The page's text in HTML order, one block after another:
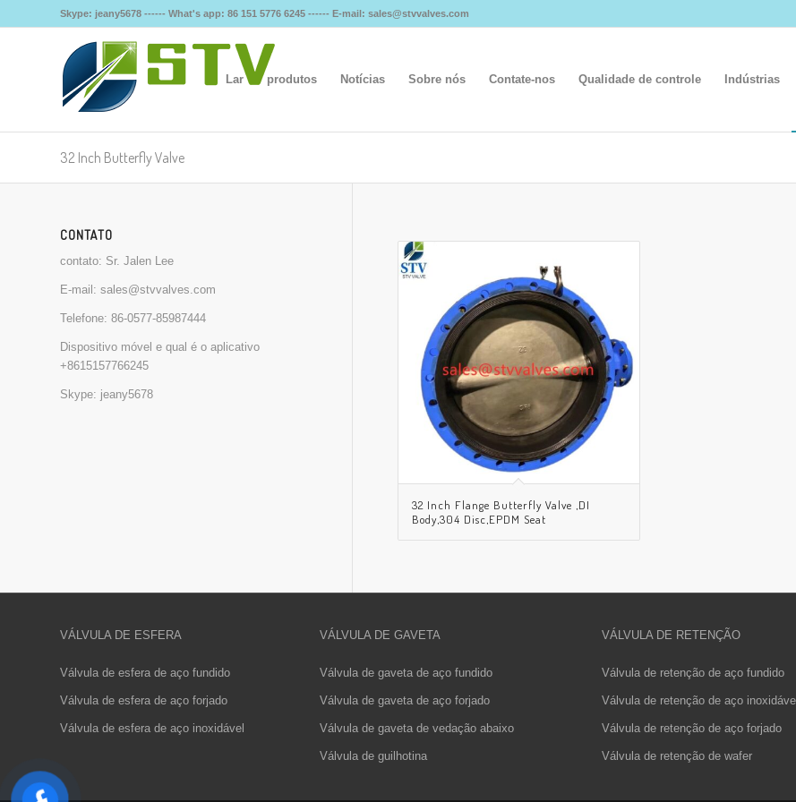
Skype: jeany5678 ------ What's app: 86 151 5776 6245 ------ E-mail: sales@stvvalves.com
Lar produtos Notícias Sobre nós Contate-nos Qualidade de controle Indústrias
32 Inch Butterfly Valve
32 Inch Flange Butterfly Valve ,DI
Body,304 Disc,EPDM Seat
CONTATO
contato: Sr. Jalen Lee
E-mail: sales@stvvalves.com
Telefone: 86-0577-85987444
Dispositivo móvel e qual é o aplicativo
+8615157766245
Skype: jeany5678
VÁLVULA DE ESFERA
Válvula de esfera de aço fundido
Válvula de esfera de aço forjado
Válvula de esfera de aço inoxidável
VÁLVULA DE GAVETA
Válvula de gaveta de aço fundido
Válvula de gaveta de aço forjado
Válvula de gaveta de vedação abaixo
Válvula de guilhotina
VÁLVULA DE RETENÇÃO
Válvula de retenção de aço fundido
Válvula de retenção de aço inoxidável
Válvula de retenção de aço forjado
Válvula de retenção de wafer